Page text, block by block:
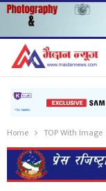
Home TOP With Image